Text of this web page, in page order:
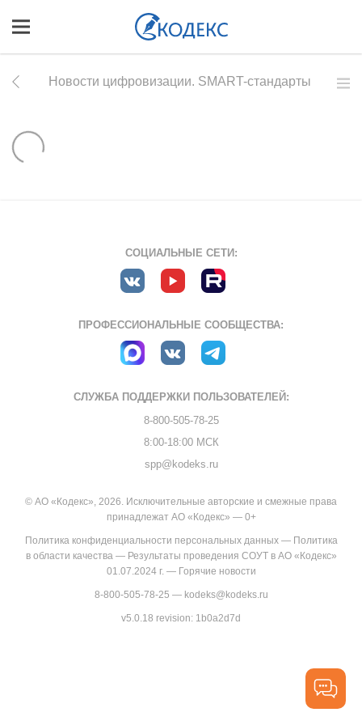
Новости цифровизации. SMART-стандарты
СОЦИАЛЬНЫЕ СЕТИ:
ПРОФЕССИОНАЛЬНЫЕ СООБЩЕСТВА:
СЛУЖБА ПОДДЕРЖКИ ПОЛЬЗОВАТЕЛЕЙ:
8-800-505-78-25
8:00-18:00 МСК
spp@kodeks.ru
© АО «Кодекс», 2026. Исключительные авторские и смежные права
принадлежат АО «Кодекс» — 0+
Политика конфиденциальности персональных данных— Политика
в области качества— Результаты проведения СОУТ в АО «Кодекс»
01.07.2024 г.— Горячие новости
8-800-505-78-25 — kodeks@kodeks.ru
v5.0.18 revision: 1b0a2d7d